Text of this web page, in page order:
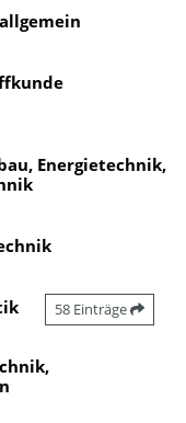
Energietechnik,
58 Einträge